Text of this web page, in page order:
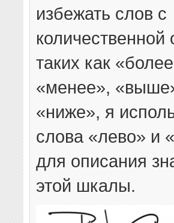
избежать слов с
количественной
таких как
«менее»,
«ниже», я
слова «лево» и
для описания
этой шкалы.